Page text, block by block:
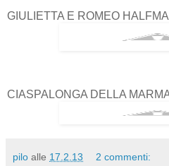
GIULIETTA E ROMEO
CIASPALONGA DELLA
pilo alle 17.2.13 2 commenti: